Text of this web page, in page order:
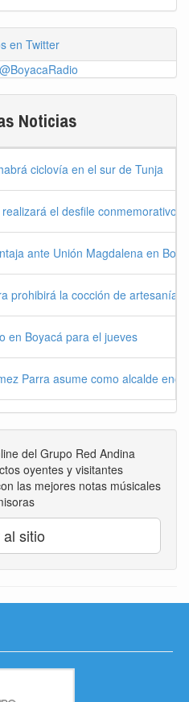
en Twitter
Noticias
ciclovía en el sur de Tunja
el desfile conmemorativo
ante Unión Magdalena en
prohibirá la cocción de
en Boyacá para el jueves
Parra asume como alcalde
del Grupo Red Andina
oyentes y visitantes
las mejores notas músicales
al sitio